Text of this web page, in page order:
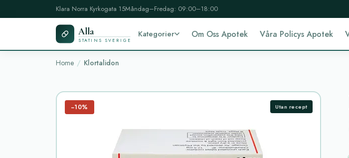
Klara Norra Kyrkogata 15Måndag–Fredag: 09:00–18:00
Alla
STATINS SVERIGE
Kategorier Om Oss Apotek Våra Policys Apotek
Home Klortalidon
−10% Utan recept